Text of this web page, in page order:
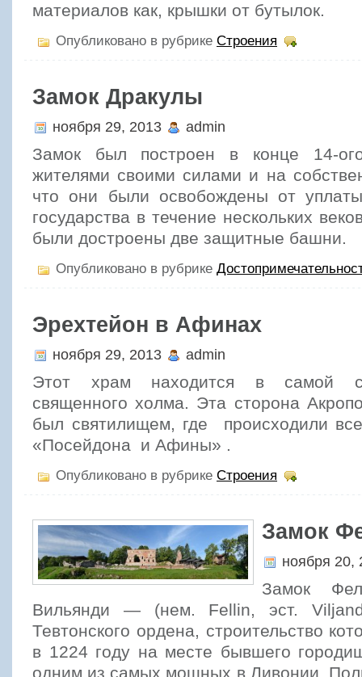
материалов как, крышки от бутылок.
Опубликовано в рубрике Строения
Замок Дракулы
ноября 29, 2013 admin
Замок был построен в конце 14-
жителями своими силами и на
что они были освобождены от
государства в течение нескольких
были достроены две защитные башни.
Опубликовано в рубрике
Эрехтейон в Афинах
ноября 29, 2013 admin
Этот храм находится в самой
священного холма. Эта сторона
был святилищем, где происходили
«Посейдона и Афины» .
Опубликовано в рубрике Строения
Замок
ноября 20,
Замок
Вильянди — (нем. Fellin, эст.
Тевтонского ордена, строительство
в 1224 году на месте бывшего
одним из самых мощных в Ливонии.